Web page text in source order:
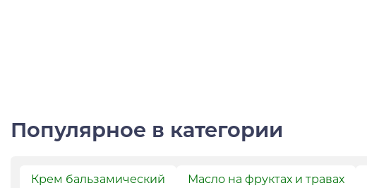
Популярное в категории
Крем бальзамический Масло на фруктах и травах